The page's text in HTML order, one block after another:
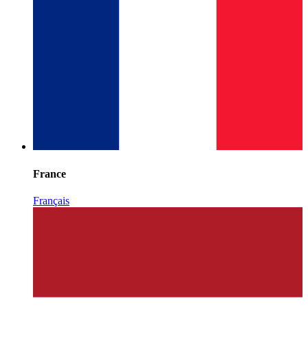
France
Français